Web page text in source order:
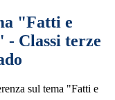
"Fatti e
Classi terze
sul tema "Fatti e